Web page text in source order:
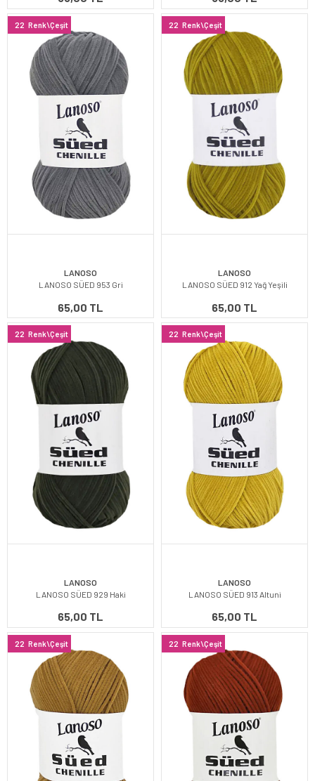
22 Renk\Çeşit
LANOSO
LANOSO SÜED 953 Gri
65,00 TL
22 Renk\Çeşit
LANOSO
LANOSO SÜED 912 Yağ Yeşili
65,00 TL
22 Renk\Çeşit
LANOSO
LANOSO SÜED 929 Haki
65,00 TL
22 Renk\Çeşit
LANOSO
LANOSO SÜED 913 Altuni
65,00 TL
22 Renk\Çeşit 22 Renk\Çeşit